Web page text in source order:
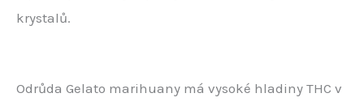
krystalů.
Odrůda Gelato marihuany má vysoké hladiny THC v